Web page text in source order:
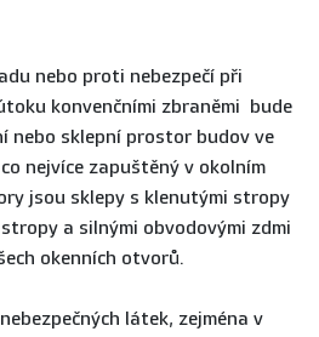
nebo proti nebezpečí při
konvenčními zbraněmi bude
nebo sklepní prostor budov ve
nejvíce zapuštěný v okolním
jsou sklepy s klenutými stropy
a silnými obvodovými zdmi
okenních otvorů.
látek, zejména v